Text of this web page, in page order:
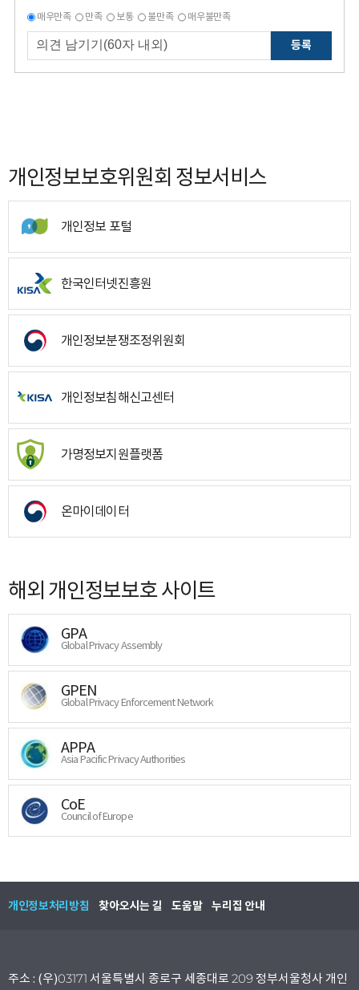
매우만족 만족 보통 불만족 매우불만족
등록
개인정보보호위원회 정보서비스
개인정보 포털
한국인터넷진흥원
개인정보분쟁조정위원회
개인정보침해신고센터
가명정보지원플랫폼
온마이데이터
해외 개인정보보호 사이트
GPA
Global Privacy Assembly
GPEN
Global Privacy Enforcement Network
APPA
Asia Pacific Privacy Authorities
CoE
Council of Europe
개인정보처리방침 찾아오시는 길 도움말 누리집 안내
주소 : (우)03171 서울특별시 종로구 세종대로 209 정부서울청사 개인